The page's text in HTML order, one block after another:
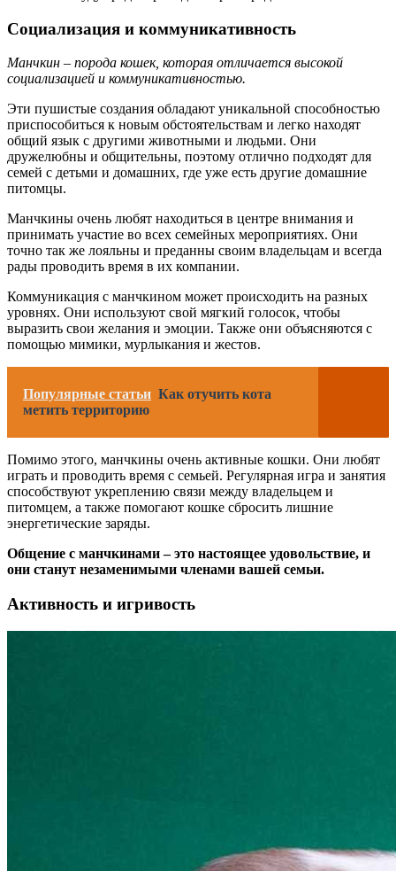
Социализация и коммуникативность
Манчкин – порода кошек, которая отличается высокой
социализацией и коммуникативностью.
Эти пушистые создания обладают уникальной способностью
приспособиться к новым обстоятельствам и легко находят
общий язык с другими животными и людьми. Они
дружелюбны и общительны, поэтому отлично подходят для
семей с детьми и домашних, где уже есть другие домашние
питомцы.
Манчкины очень любят находиться в центре внимания и
принимать участие во всех семейных мероприятиях. Они
точно так же лояльны и преданны своим владельцам и всегда
рады проводить время в их компании.
Коммуникация с манчкином может происходить на разных
уровнях. Они используют свой мягкий голосок, чтобы
выразить свои желания и эмоции. Также они объясняются с
помощью мимики, мурлыкания и жестов.
Популярные статьи Как отучить кота
метить территорию
Помимо этого, манчкины очень активные кошки. Они любят
играть и проводить время с семьей. Регулярная игра и занятия
способствуют укреплению связи между владельцем и
питомцем, а также помогают кошке сбросить лишние
энергетические заряды.
Общение с манчкинами – это настоящее удовольствие, и
они станут незаменимыми членами вашей семьи.
Активность и игривость